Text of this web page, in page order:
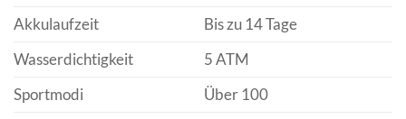
Akkulaufzeit
Bis zu 14 Tage
Wasserdichtigkeit
5 ATM
Sportmodi
Über 100